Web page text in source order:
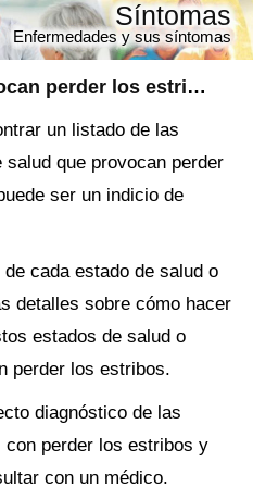
Enfermedades que provocan perder los estribos
Síntomas
Enfermedades y sus síntomas
un listado de las
que provocan perder
ser un indicio de
cada estado de salud o
detalles sobre cómo hacer
estados de salud o
perder los estribos.
diagnóstico de las
con perder los estribos y
con un médico.